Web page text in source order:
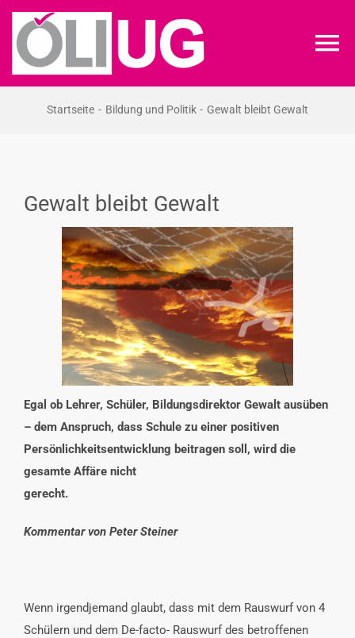
Zum
Inhalt
springen
ÖLI-UG
NEWS
VERANSTALTUNGEN
INTERESSENSVERTRETUNG
KONTAKT
Startseite Bildung und Politik Gewalt bleibt Gewalt
Gewalt bleibt Gewalt
Egal ob Lehrer, Schüler, Bildungsdirektor Gewalt ausüben
– dem Anspruch, dass Schule zu einer positiven
Persönlichkeitsentwicklung beitragen soll, wird die
gesamte Affäre nicht
gerecht.
Kommentar von Peter Steiner
Wenn irgendjemand glaubt, dass mit dem Rauswurf von 4
Schülern und dem De-facto- Rauswurf des betroffenen